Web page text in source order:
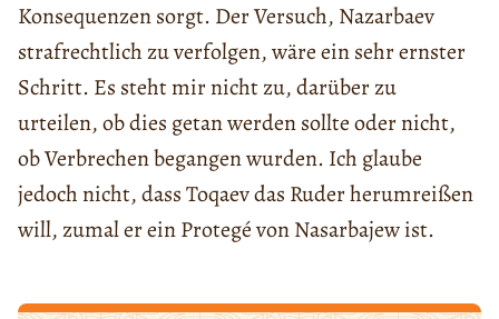
Konsequenzen sorgt. Der Versuch, Nazarbaev
strafrechtlich zu verfolgen, wäre ein sehr ernster
Schritt. Es steht mir nicht zu, darüber zu
urteilen, ob dies getan werden sollte oder nicht,
ob Verbrechen begangen wurden. Ich glaube
jedoch nicht, dass Toqaev das Ruder herumreißen
will, zumal er ein Protegé von Nasarbajew ist.